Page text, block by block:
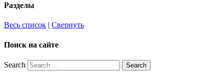
Разделы
Весь список | Свернуть
Поиск на сайте
Search